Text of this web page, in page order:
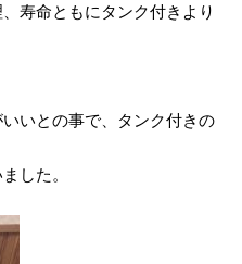
寿命ともにタンク付きより
いとの事で、タンク付きの
した。